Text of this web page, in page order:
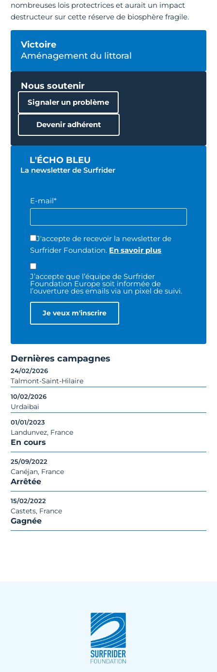
nombreuses lois protectrices et aurait un impact
destructeur sur cette réserve de biosphère fragile.
Victoire
Aménagement du littoral
Nous soutenir
Signaler un problème
Devenir adhérent
L'ÉCHO BLEU
La newsletter de Surfrider
E-mail*
J'accepte de recevoir la newsletter de
Surfrider Foundation. En savoir plus
J’accepte que l’équipe de Surfrider
Foundation Europe soit informée de
l’ouverture des emails via un pixel de suivi.
Dernières campagnes
24/02/2026
Talmont-Saint-Hilaire
10/02/2026
Urdaibai
01/01/2023
Landunvez, France
En cours
25/09/2022
Canéjan, France
Arrêtée
15/02/2022
Castets, France
Gagnée